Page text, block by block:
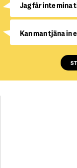
Jag får inte mina
Kan man tjäna in